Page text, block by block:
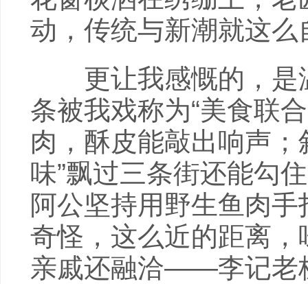
动，传统与新潮就这
更让我感慨的，是
条被我戏称为“美食联
肉，酥皮能敲出响声
味”飘过三条街还能勾
阿公坚持用野生鱼肉手
奇怪，这么近的距离
亲戚还融洽——李记老